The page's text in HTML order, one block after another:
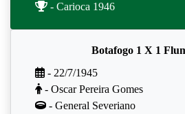
- Carioca 1946
Botafogo 1 X 1
- 22/7/1945
- Oscar Pereira Gomes
- General Severiano